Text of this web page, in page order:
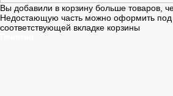
Вы добавили в корзину больше товаров,
Недостающую часть можно оформить под
соответствующей вкладке корзины